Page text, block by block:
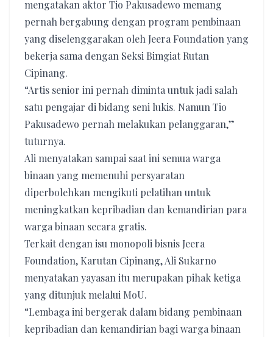
mengatakan aktor Tio Pakusadewo memang
pernah bergabung dengan program pembinaan
yang diselenggarakan oleh Jeera Foundation yang
bekerja sama dengan Seksi Bimgiat Rutan
Cipinang.
“Artis senior ini pernah diminta untuk jadi salah
satu pengajar di bidang seni lukis. Namun Tio
Pakusadewo pernah melakukan pelanggaran,”
tuturnya.
Ali menyatakan sampai saat ini semua warga
binaan yang memenuhi persyaratan
diperbolehkan mengikuti pelatihan untuk
meningkatkan kepribadian dan kemandirian para
warga binaan secara gratis.
Terkait dengan isu monopoli bisnis Jeera
Foundation, Karutan Cipinang, Ali Sukarno
menyatakan yayasan itu merupakan pihak ketiga
yang ditunjuk melalui MoU.
“Lembaga ini bergerak dalam bidang pembinaan
kepribadian dan kemandirian bagi warga binaan